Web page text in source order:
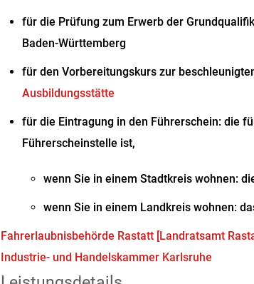
für die Prüfung zum Erwerb der
Baden-Württemberg
für den Vorbereitungskurs zur
Ausbildungsstätte
für die Eintragung in den Führerschein: die
Führerscheinstelle ist,
wenn Sie in einem Stadtkreis wohnen:
wenn Sie in einem Landkreis wohnen:
Fahrerlaubnisbehörde Rastatt [Landratsamt
Industrie- und Handelskammer Karlsruhe